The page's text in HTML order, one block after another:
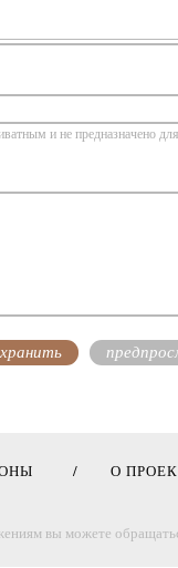
и не предназначено
О
вы можете